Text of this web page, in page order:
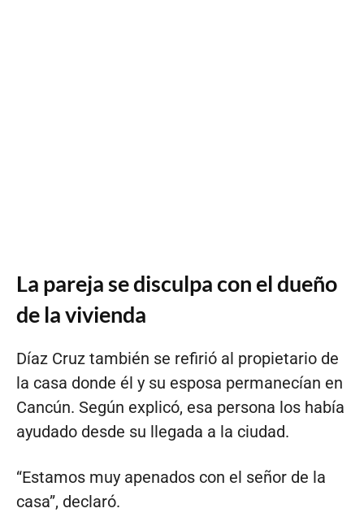
La pareja se disculpa con el dueño
de la vivienda
Díaz Cruz también se refirió al propietario de
la casa donde él y su esposa permanecían en
Cancún. Según explicó, esa persona los había
ayudado desde su llegada a la ciudad.
“Estamos muy apenados con el señor de la
casa”, declaró.